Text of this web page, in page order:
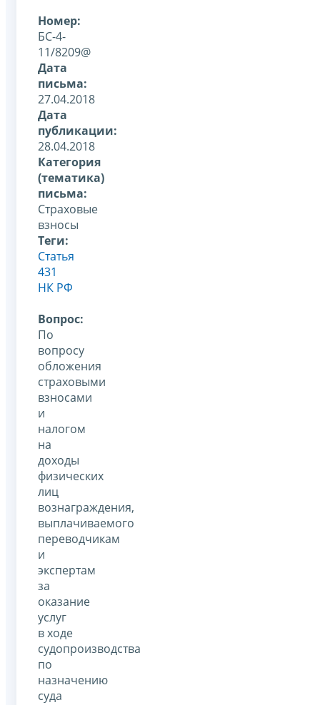
Номер:
БС-4-
11/8209@
Дата
письма:
27.04.2018
Дата
публикации:
28.04.2018
Категория
(тематика)
письма:
Страховые
взносы
Теги:
Статья
431
НК РФ
Вопрос:
По
вопросу
обложения
страховыми
взносами
и
налогом
на
доходы
физических
лиц
вознаграждения,
выплачиваемого
переводчикам
и
экспертам
за
оказание
услуг
в ходе
судопроизводства
по
назначению
суда